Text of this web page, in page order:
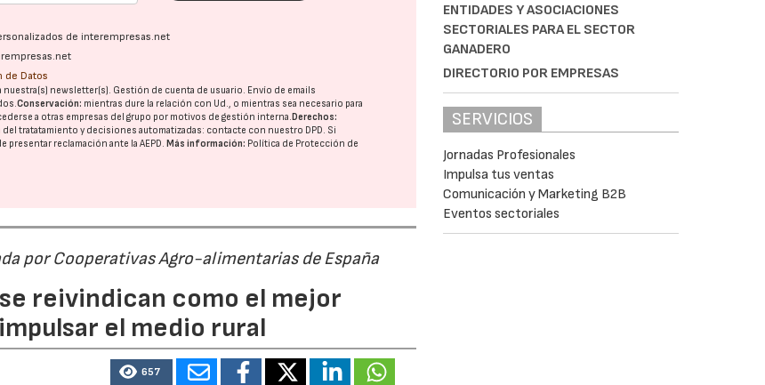
de interempresas.net
de Datos
nuestra(s) newsletter(s). Gestión de cuenta de usuario. Envío de emails
Conservación: mientras dure la relación con Ud., o mientras sea necesario para
a otras empresas del grupo por motivos de gestión interna.Derechos:
tratatamiento y decisiones automatizadas: contacte con nuestro DPD. Si
presentar reclamación ante laAEPD.Más información: Política de Protección de
por Cooperativas Agro-alimentarias de España
reivindican como el mejor
el medio rural
657
ENTIDADES Y ASOCIACIONES
SECTORIALES PARA EL SECTOR
GANADERO
DIRECTORIO POR EMPRESAS
SERVICIOS
Jornadas Profesionales
Impulsa tus ventas
Comunicación y Marketing B2B
Eventos sectoriales